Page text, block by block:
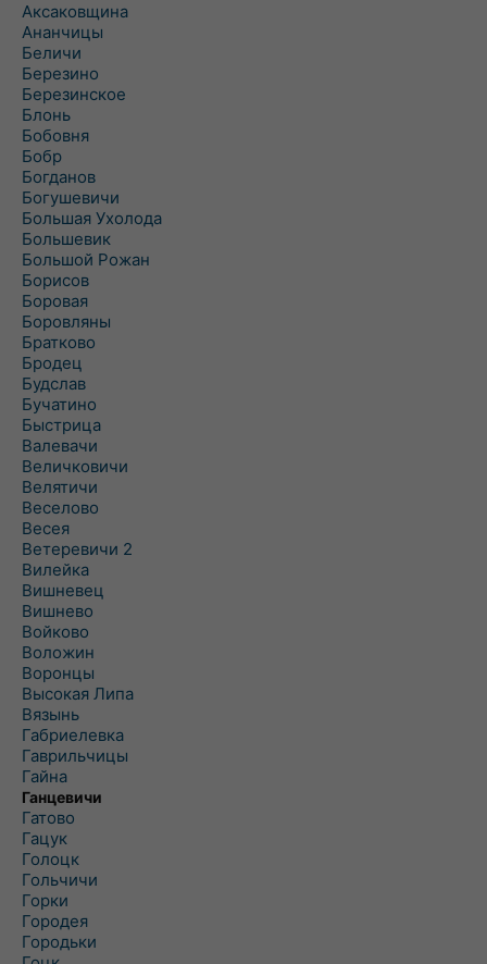
Аксаковщина
Ананчицы
Беличи
Березино
Березинское
Блонь
Бобовня
Бобр
Богданов
Богушевичи
Большая Ухолода
Большевик
Большой Рожан
Борисов
Боровая
Боровляны
Братково
Бродец
Будслав
Бучатино
Быстрица
Валевачи
Величковичи
Велятичи
Веселово
Весея
Ветеревичи 2
Вилейка
Вишневец
Вишнево
Войково
Воложин
Воронцы
Высокая Липа
Вязынь
Габриелевка
Гаврильчицы
Гайна
Ганцевичи
Гатово
Гацук
Голоцк
Гольчичи
Горки
Городея
Городьки